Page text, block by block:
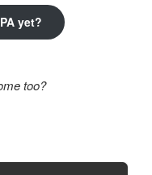
yet?
too?